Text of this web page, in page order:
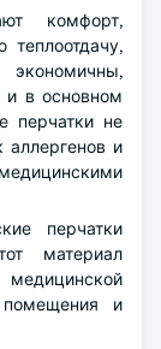
комфорт,
и в основном
перчатки не
и
перчатки
материал
медицинской
и